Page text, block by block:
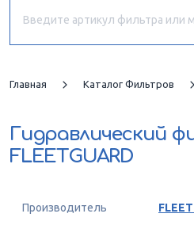
Главная Каталог Фильтров
Гидравлический
FLEETGUARD
Производитель